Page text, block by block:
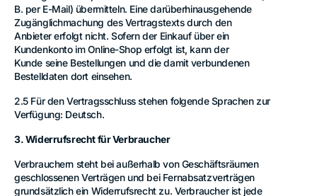
B. per E-Mail) übermitteln. Eine darüberhinausgehende
Zugänglichmachung des Vertragstexts durch den
Anbieter erfolgt nicht. Sofern der Einkauf über ein
Kundenkonto im Online-Shop erfolgt ist, kann der
Kunde seine Bestellungen und die damit verbundenen
Bestelldaten dort einsehen.
2.5 Für den Vertragsschluss stehen folgende Sprachen zur
Verfügung: Deutsch.
3. Widerrufsrecht für Verbraucher
Verbrauchern steht bei außerhalb von Geschäftsräumen
geschlossenen Verträgen und bei Fernabsatzverträgen
grundsätzlich ein Widerrufsrecht zu. Verbraucher ist jede